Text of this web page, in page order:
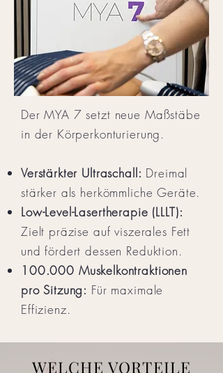
Der MYA 7 setzt neue Maßstäbe
in der Körperkonturierung.
Verstärkter Ultraschall: Dreimal
stärker als herkömmliche Geräte.
Low-Level-Lasertherapie (LLLT):
Zielt präzise auf viszerales Fett
und fördert dessen Reduktion.
100.000 Muskelkontraktionen
pro Sitzung: Für maximale
Effizienz.
WELCHE VORTEILE